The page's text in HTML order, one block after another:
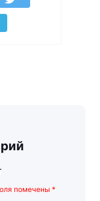
помечены *